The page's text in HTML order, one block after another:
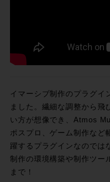
イマーシブ制作のプラグイ
ました。繊細な調整から飛
い方が想像でき、Atmos
ポスプロ、ゲーム制作など
躍するプラグインなのでは
制作の環境構築や制作ツー
まで！